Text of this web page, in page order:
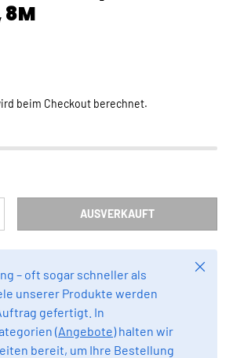
8M
beim Checkout berechnet.
ERHÖHEN AUSVERKAUFT
– oft sogar schneller als
unserer Produkte werden
gefertigt. In
(Angebote) halten wir
bereit, um Ihre Bestellung